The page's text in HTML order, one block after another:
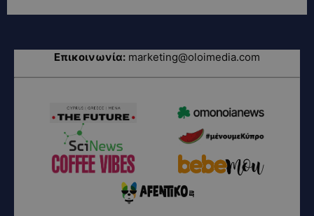
Επικοινωνία: marketing@oloimedia.com